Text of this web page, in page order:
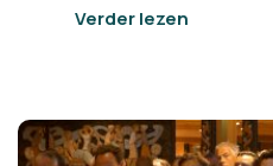
Verder lezen